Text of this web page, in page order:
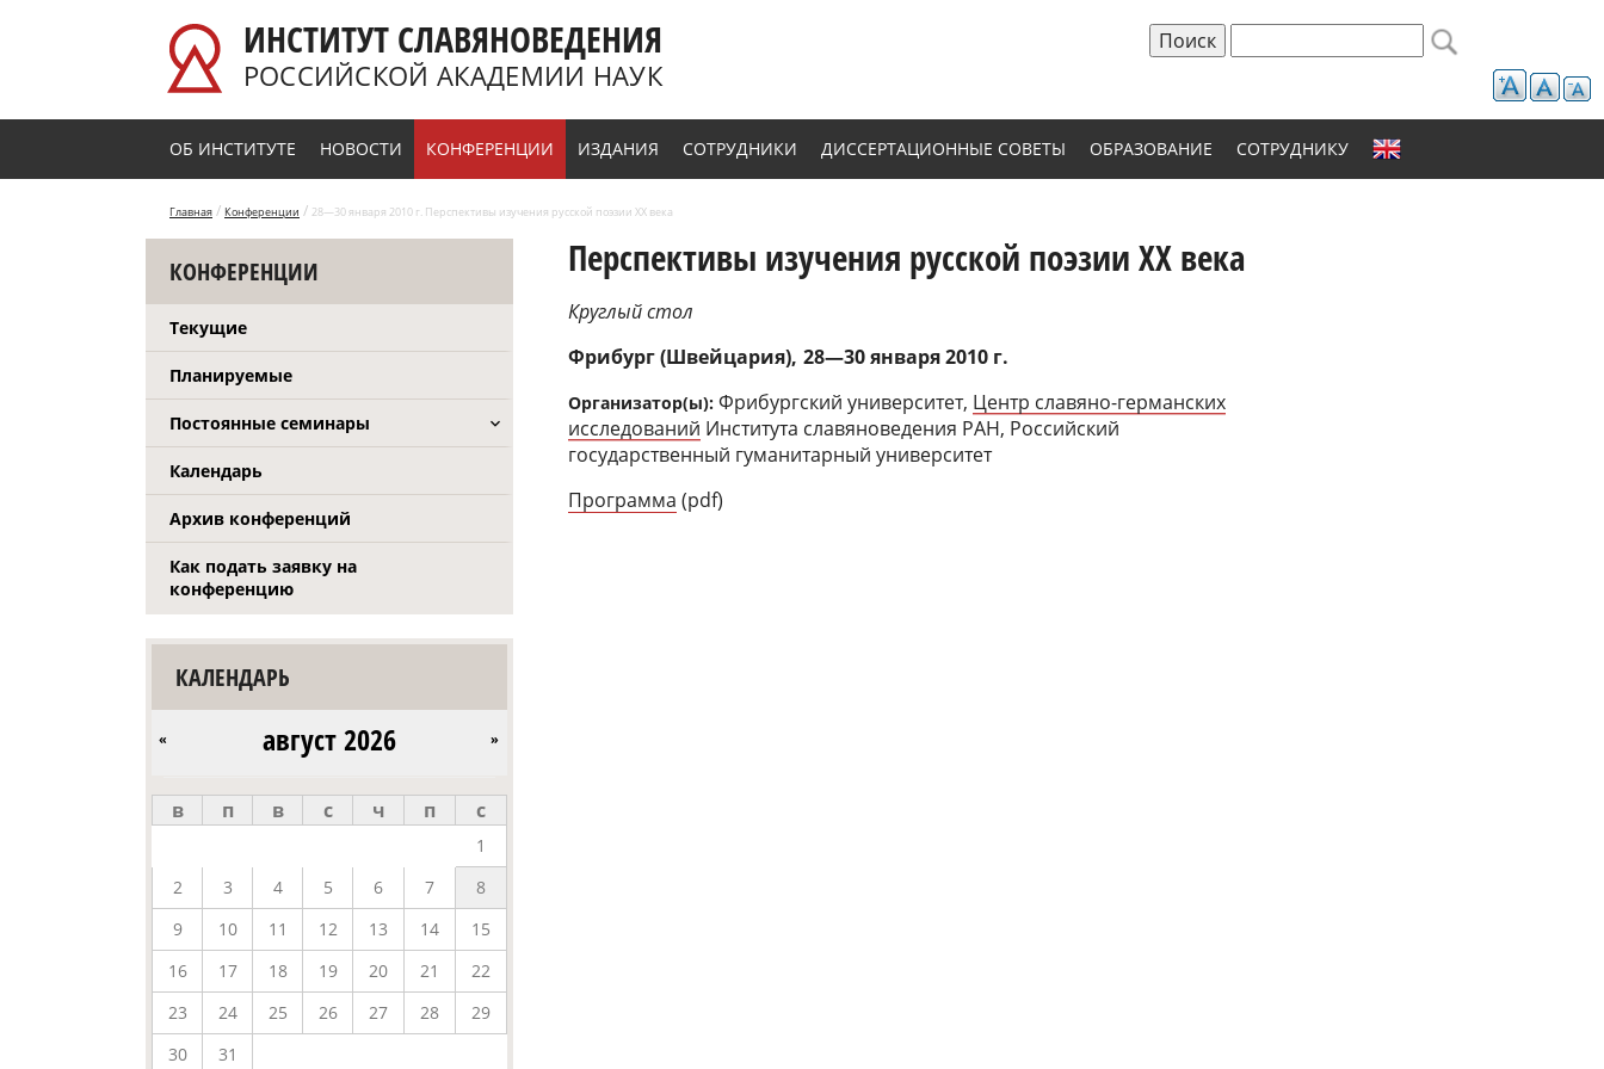
ИНСТИТУТ СЛАВЯНОВЕДЕНИЯ
РОССИЙСКОЙ АКАДЕМИИ НАУК Форма поиска
ОБ ИНСТИТУТЕ НОВОСТИ КОНФЕРЕНЦИИ ИЗДАНИЯ СОТРУДНИКИ ДИССЕРТАЦИОННЫЕ СОВЕТЫ ОБРАЗОВАНИЕ СОТРУДНИКУ
Главная / Конференции / 28—30 января 2010 г. Перспективы изучения русской поэзии ХХ века
КОНФЕРЕНЦИИ
Текущие
Планируемые
Постоянные семинары
Календарь
Архив конференций
Как подать заявку на
конференцию
КАЛЕНДАРЬ
август 2026
« »
в п в с ч п с
1
2
3 4 5 6 7
8
9
10 11 12 13 14
15
16
17 18 19 20 21
22
23
24 25 26 27 28
29
30
31
Перспективы изучения русской поэзии ХХ века
Круглый стол
Фрибург (Швейцария) 28—30 января 2010 г.
Организатор(ы): Фрибургский университет, Центр славяно-германских
исследований Института славяноведения РАН, Российский
государственный гуманитарный университет
Программа (pdf)